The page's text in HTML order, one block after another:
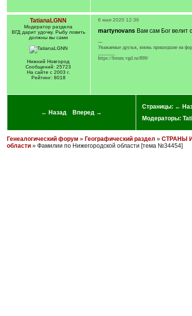
TatianaLGNN
Модератор раздела
ВГД дарит удочку. Рыбу ловить
должны вы сами
Нижний Новгород
Сообщений: 25723
На сайте с 2003 г.
Рейтинг: 8018
6 мая 2020 12:36
martynovans Вам сам Бог велит
---
Уважаемые друзья, вновь пришедшие на
https://forum.vgd.ru/899/
← Назад Вперед →
Страницы: ←
Модераторы:
Генеалогический форум » Географический раздел » СТРАНЫ
области » Фамилии по Нижегородской области [тема №34454]